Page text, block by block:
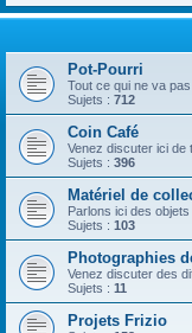
Pot-Pourri
Tout ce qui ne va
Sujets : 712
Coin Café
Venez discuter ici de
Sujets : 396
Matériel de
Parlons ici des
Sujets : 103
Photographies
Venez discuter des
Sujets : 11
Projets Frizio